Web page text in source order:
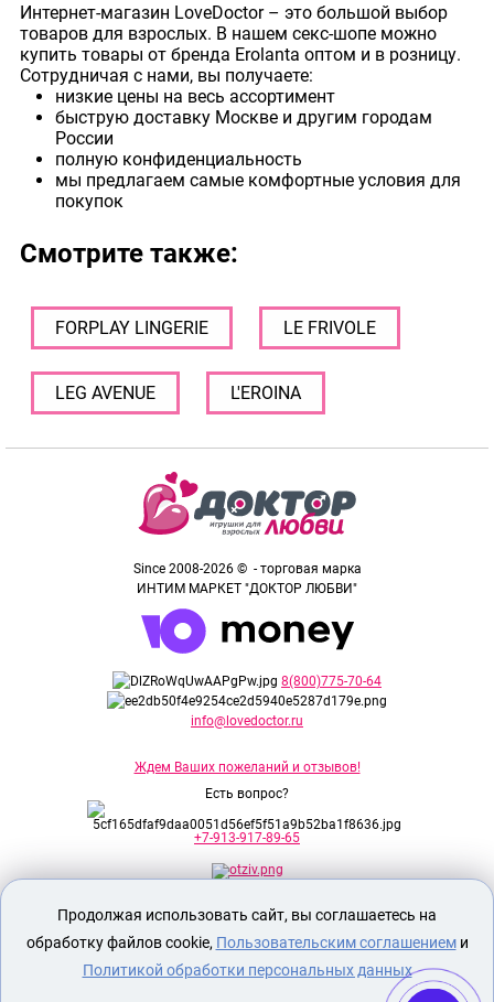
Интернет-магазин LoveDoctor – это большой выбор
товаров для взрослых. В нашем секс-шопе можно
купить товары от бренда Erolanta оптом и в розницу.
Сотрудничая с нами, вы получаете:
низкие цены на весь ассортимент
быструю доставку Москве и другим городам
России
полную конфиденциальность
мы предлагаем самые комфортные условия для
покупок
Смотрите также:
FORPLAY LINGERIE LE FRIVOLE
LEG AVENUE L'EROINA
Since 2008-2026 © - торговая марка
ИНТИМ МАРКЕТ "ДОКТОР ЛЮБВИ"
8(800)775-70-64
info@lovedoctor.ru
Ждем Ваших пожеланий и отзывов!
Есть вопрос?
+7-913-917-89-65
Секс шоп Доктор Любви предназначен
исключительно для лиц старше 18 лет!
Вся продукция имеет знак EAC
Евразийского соответствия.
Продолжая использовать сайт, вы соглашаетесь на
обработку файлов cookie, Пользовательским соглашениеми
Политикой обработки персональных данных